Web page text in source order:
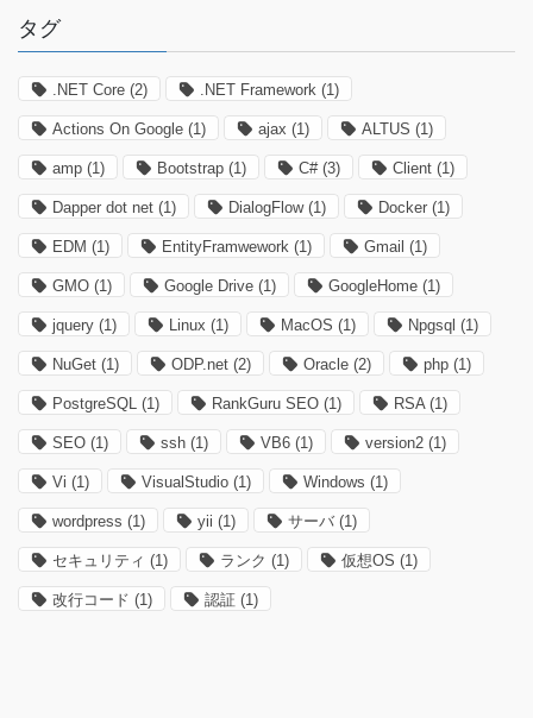
タグ
.NET Core (2) .NET Framework (1)
Actions On Google (1) ajax (1) ALTUS (1)
amp (1) Bootstrap (1) C#(3) Client (1)
Dapper dot net (1) DialogFlow(1) Docker (1)
EDM (1) EntityFramwework (1) Gmail (1)
GMO (1) Google Drive (1) GoogleHome (1)
jquery (1) Linux (1) MacOS (1) Npgsql (1)
NuGet (1) ODP.net (2) Oracle (2) php (1)
PostgreSQL (1) RankGuru SEO (1) RSA(1)
SEO (1) ssh (1) VB6 (1) version2 (1)
Vi (1) VisualStudio (1) Windows (1)
wordpress (1) yii (1) サーバ (1)
セキュリティ (1) ランク (1) 仮想OS (1)
改行コード (1) 認証 (1)